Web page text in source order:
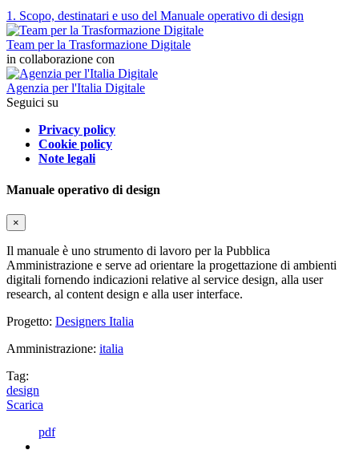
1. Scopo, destinatari e uso del Manuale operativo di design
Team per la Trasformazione Digitale
in collaborazione con
Agenzia per l'Italia Digitale
Seguici su
Privacy policy
Cookie policy
Note legali
Manuale operativo di design
×
Il manuale è uno strumento di lavoro per la Pubblica
Amministrazione e serve ad orientare la progettazione di ambienti
digitali fornendo indicazioni relative al service design, alla user
research, al content design e alla user interface.
Progetto: Designers Italia
Amministrazione: italia
Tag:
design
Scarica
pdf